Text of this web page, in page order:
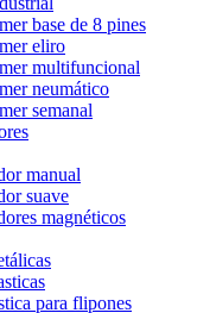
base de 8 pines
eliro
multifuncional
neumático
semanal
manual
suave
magnéticos
para flipones